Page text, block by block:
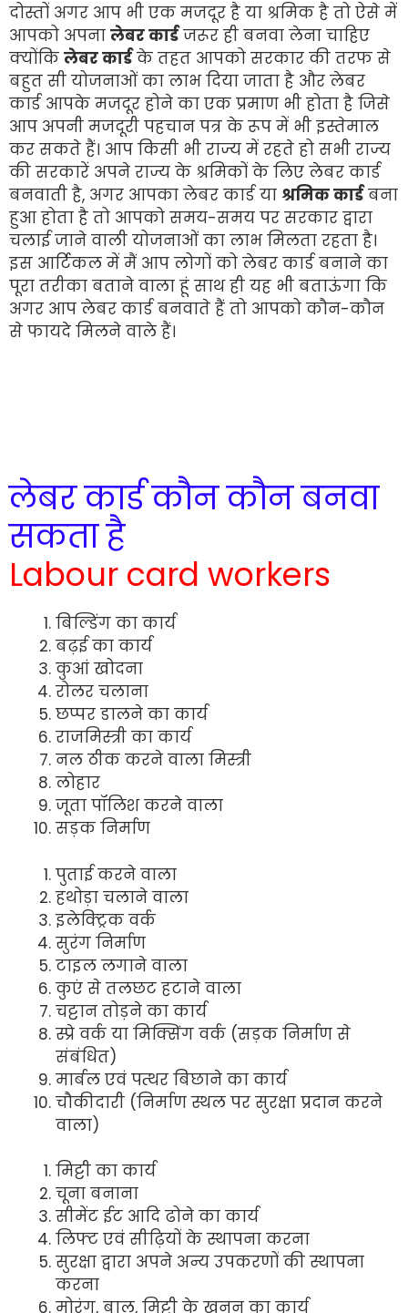
दोस्तों अगर आप भी एक मजदूर है या श्रमिक है तो ऐसे में
आपको अपना लेबर कार्डजरूर ही बनवा लेना चाहिए
क्योंकि लेबर कार्डके तहत आपको सरकार की तरफ से
बहुत सी योजनाओं का लाभ दिया जाता है और लेबर
कार्ड आपके मजदूर होने का एक प्रमाण भी होता है जिसे
आप अपनी मजदूरी पहचान पत्र के रूप में भी इस्तेमाल
कर सकते हैं। आप किसी भी राज्य में रहते हो सभी राज्य
की सरकारें अपने राज्य के श्रमिकों के लिए लेबर कार्ड
बनवाती है, अगर आपका लेबर कार्ड या श्रमिक कार्डबना
हुआ होता है तो आपको समय-समय पर सरकार द्वारा
चलाई जाने वाली योजनाओं का लाभ मिलता रहता है।
इस आर्टिकल में मैं आप लोगों को लेबर कार्ड बनाने का
पूरा तरीका बताने वाला हूं साथ ही यह भी बताऊंगा कि
अगर आप लेबर कार्ड बनवाते हैं तो आपको कौन-कौन
से फायदे मिलने वाले हैं।
लेबर कार्ड कौन कौन बनवा
सकता है
Labour card workers
बिल्डिंग का कार्य
बढ़ई का कार्य
कुआं खोदना
रोलर चलाना
छप्पर डालने का कार्य
राजमिस्त्री का कार्य
नल ठीक करने वाला मिस्त्री
लोहार
जूता पॉलिश करने वाला
सड़क निर्माण
पुताई करने वाला
हथोड़ा चलाने वाला
इलेक्ट्रिक वर्क
सुरंग निर्माण
टाइल लगाने वाला
कुएं से तलछट हटाने वाला
चट्टान तोड़ने का कार्य
स्प्रे वर्क या मिक्सिंग वर्क (सड़क निर्माण से
संबंधित)
मार्बल एवं पत्थर बिछाने का कार्य
चौकीदारी (निर्माण स्थल पर सुरक्षा प्रदान करने
वाला)
मिट्टी का कार्य
चूना बनाना
सीमेंट ईट आदि ढोने का कार्य
लिफ्ट एवं सीढ़ियों के स्थापना करना
सुरक्षा द्वारा अपने अन्य उपकरणों की स्थापना
करना
मोरंग, बालू, मिट्टी के खनन का कार्य